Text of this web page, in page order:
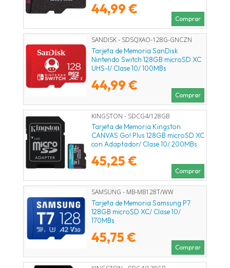
44,99 €
Comprar
SANDISK - SDSQXAO-128G-GNCZN
Tarjeta de Memoria SanDisk
Nintendo Switch 128GB microSD XC
UHS-I/ Clase 10/ 100MBs
44,99 €
Comprar
KINGSTON - SDCG4/128GB
Tarjeta de Memoria Kingston
CANVAS Go! Plus 128GB microSD XC
con Adaptador/ Clase 10/ 200MBs
45,25 €
Comprar
SAMSUNG - MB-MB128T/WW
Tarjeta de Memoria Samsung P7
128GB microSD XC/ Clase 10/
170MBs
45,75 €
Comprar